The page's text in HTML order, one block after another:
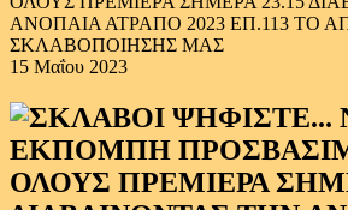
ΑΝΟΠΑΙΑ ΑΤΡΑΠΟ 2023 ΕΠ.113 ΤΟ
ΣΚΛΑΒΟΠΟΙΗΣΗΣ ΜΑΣ
15 Μαΐου 2023